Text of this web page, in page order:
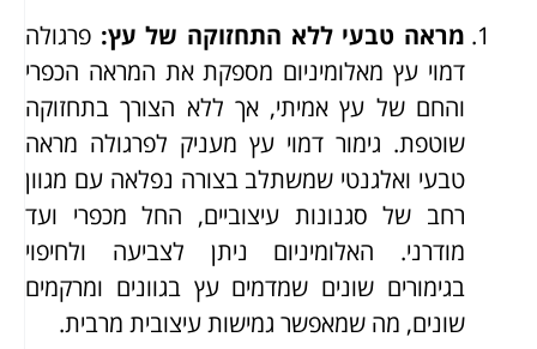
מראה טבעי ללא התחזוקה של עץ: פרגולה
דמוי עץ מאלומיניום מספקת את המראה הכפרי
והחם של עץ אמיתי, אך ללא הצורך בתחזוקה
שוטפת. גימור דמוי עץ מעניק לפרגולה מראה
טבעי ואלגנטי שמשתלב בצורה נפלאה עם מגוון
רחב של סגנונות עיצוביים, החל מכפרי ועד
מודרני. האלומיניום ניתן לצביעה ולחיפוי
בגימורים שונים שמדמים עץ בגוונים ומרקמים
שונים, מה שמאפשר גמישות עיצובית מרבית.